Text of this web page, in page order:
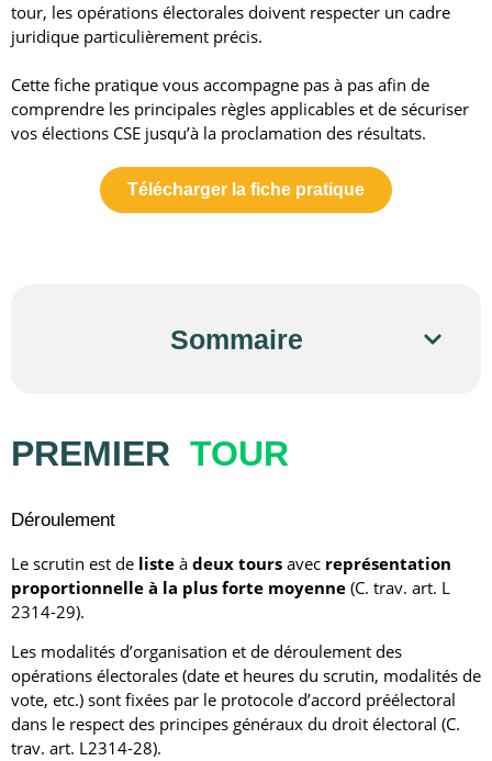
tour, les opérations électorales doivent respecter un cadre
juridique particulièrement précis.
Cette fiche pratique vous accompagne pas à pas afin de
comprendre les principales règles applicables et de sécuriser
vos élections CSE jusqu’à la proclamation des résultats.
Télécharger la fiche pratique
Sommaire
PREMIER TOUR
Déroulement
Le scrutin est de liste à deux tours avec représentation
proportionnelle à la plus forte moyenne (C. trav. art. L
2314-29).
Les modalités d’organisation et de déroulement des
opérations électorales (date et heures du scrutin, modalités de
vote, etc.) sont fixées par le protocole d’accord préélectoral
dans le respect des principes généraux du droit électoral (C.
trav. art. L2314-28).